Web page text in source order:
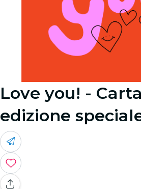
Love you! -
edizione